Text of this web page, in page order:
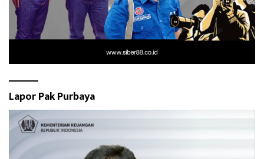
Lapor Pak Purbaya